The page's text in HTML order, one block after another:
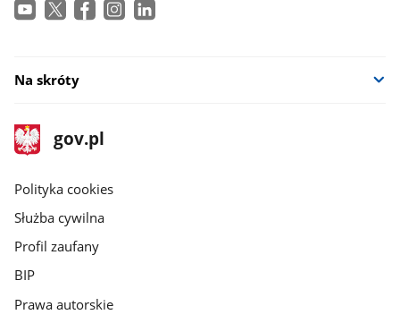
Na skróty
stopka
gov.pl
Strona
gov.pl
gov.pl
Polityka cookies
Służba cywilna
Profil zaufany
BIP
Prawa autorskie